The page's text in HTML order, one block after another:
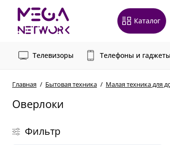
Каталог
Телевизоры Телефоны и гаджеты
Главная Бытовая техника Малая техника для
Оверлоки
Фильтр